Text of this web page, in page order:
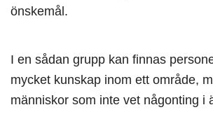
önskemål.
I en sådan grupp kan finnas
mycket kunskap inom ett område,
människor som inte vet någonting i